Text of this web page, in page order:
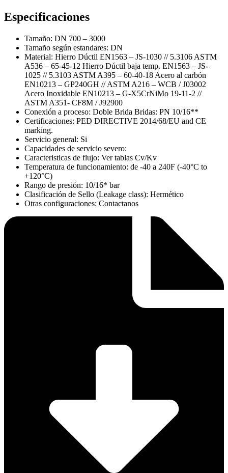
Especificaciones
Tamaño: DN 700 – 3000
Tamaño según estandares: DN
Material: Hierro Dúctil EN1563 – JS-1030 // 5.3106 ASTM
A536 – 65-45-12 Hierro Dúctil baja temp. EN1563 – JS-
1025 // 5.3103 ASTM A395 – 60-40-18 Acero al carbón
EN10213 – GP240GH // ASTM A216 – WCB / J03002
Acero Inoxidable EN10213 – G-X5CrNiMo 19-11-2 //
ASTM A351- CF8M / J92900
Conexión a proceso: Doble Brida Bridas: PN 10/16**
Certificaciones: PED DIRECTIVE 2014/68/EU and CE
marking.
Servicio general: Si
Capacidades de servicio severo:
Caracteristicas de flujo: Ver tablas Cv/Kv
Temperatura de funcionamiento: de -40 a 240F (-40°C to
+120°C)
Rango de presión: 10/16* bar
Clasificación de Sello (Leakage class): Hermético
Otras configuraciones: Contactanos